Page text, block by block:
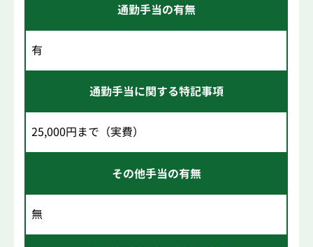
通勤手当の有無
有
通勤手当に関する特記事項
25,000円まで（実費）
その他手当の有無
無